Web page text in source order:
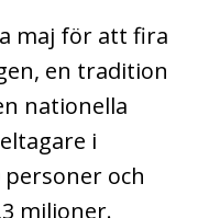
maj för att fira
en tradition
nationella
i
personer och
miljoner.